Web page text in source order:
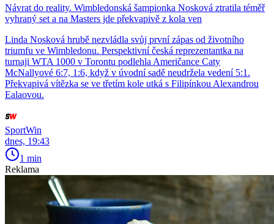
Návrat do reality. Wimbledonská šampionka Nosková ztratila téměř
vyhraný set a na Masters jde překvapivě z kola ven
Linda Nosková hrubě nezvládla svůj první zápas od životního
triumfu ve Wimbledonu. Perspektivní česká reprezentantka na
turnaji WTA 1000 v Torontu podlehla Američance Caty
McNallyové 6:7, 1:6, když v úvodní sadě neudržela vedení 5:1.
Překvapivá vítězka se ve třetím kole utká s Filipínkou Alexandrou
Ealaovou.
SportWin
dnes, 19:43
1 min
Reklama